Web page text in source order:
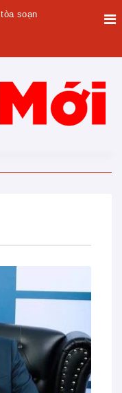
soạn